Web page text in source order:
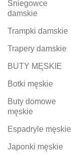
Śniegowce
damskie
Trampki damskie
Trapery damskie
BUTY MĘSKIE
Botki męskie
Buty domowe
męskie
Espadryle męskie
Japonki męskie